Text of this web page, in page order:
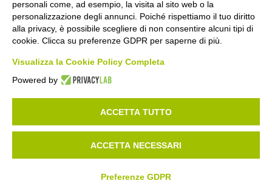
personali come, ad esempio, la visita al sito web o la
personalizzazione degli annunci. Poiché rispettiamo il tuo diritto
alla privacy, è possibile scegliere di non consentire alcuni tipi di
cookie. Clicca su preferenze GDPR per saperne di più.
Visualizza la Cookie Policy Completa
Powered by
ACCETTA TUTTO
ACCETTA NECESSARI
Preferenze GDPR